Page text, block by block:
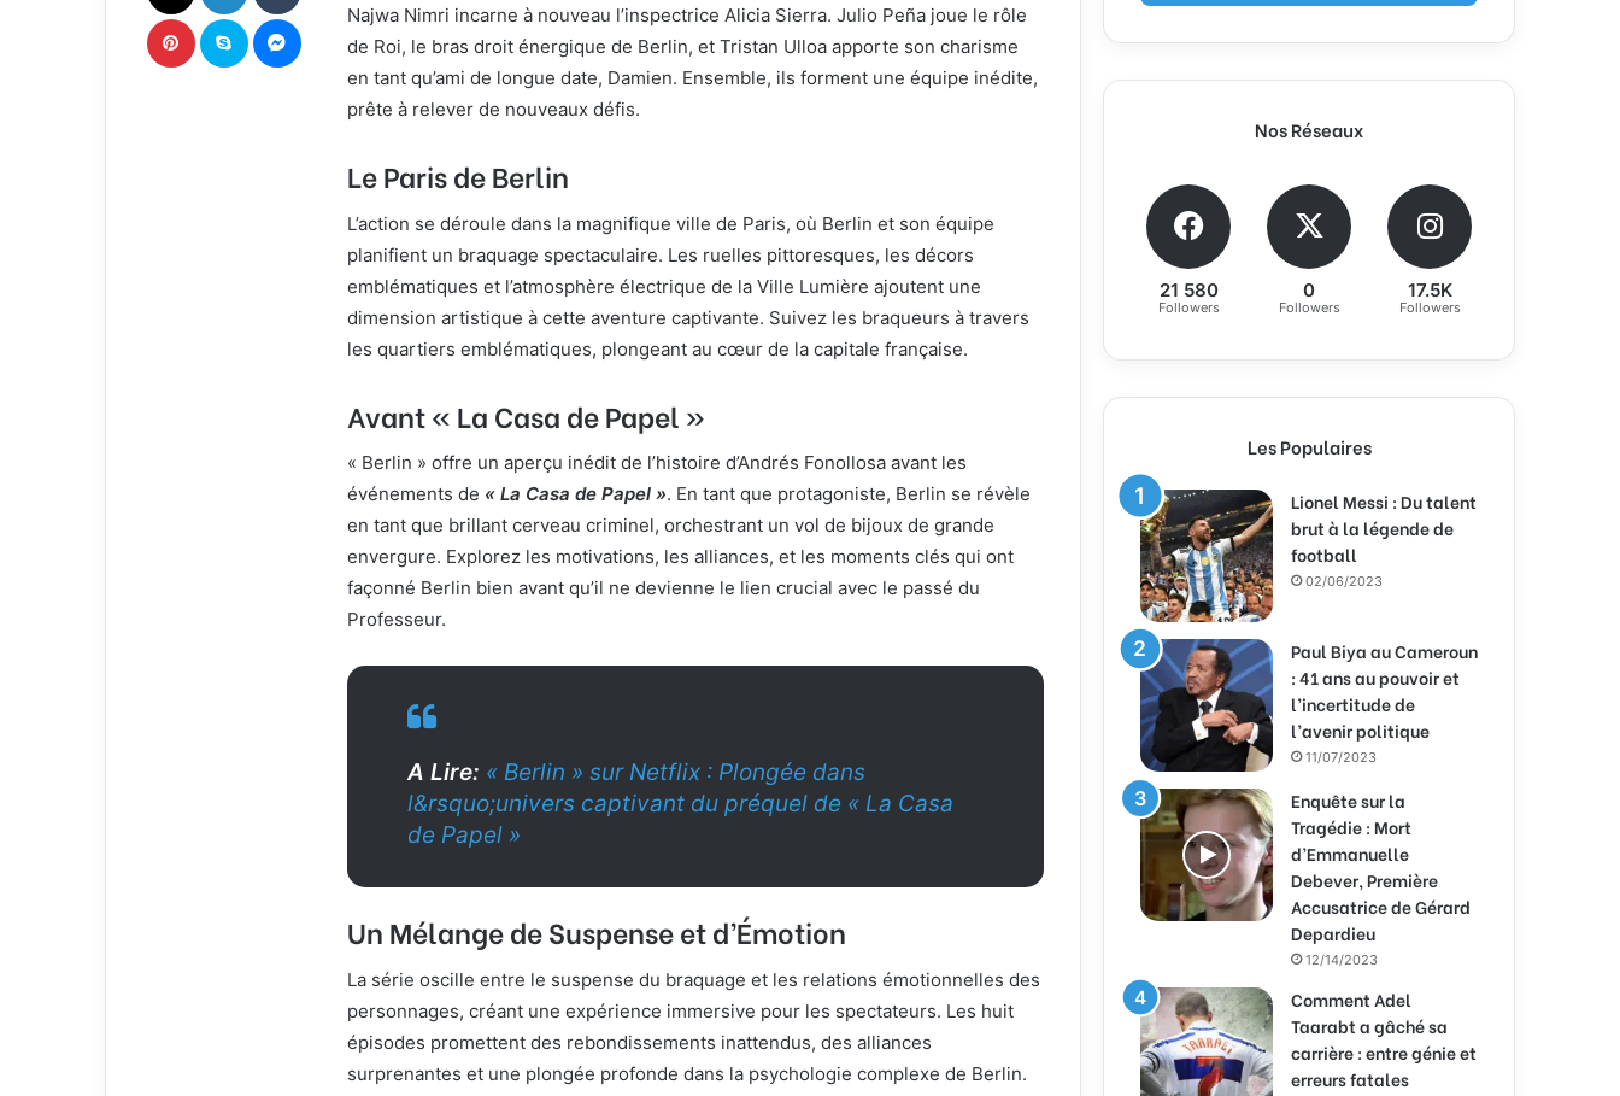
Najwa Nimri incarne à nouveau l’inspectrice Alicia Sierra. Julio Peña joue le rôle
de Roi, le bras droit énergique de Berlin, et Tristan Ulloa apporte son charisme
en tant qu’ami de longue date, Damien. Ensemble, ils forment une équipe inédite,
prête à relever de nouveaux défis.
Le Paris de Berlin
L’action se déroule dans la magnifique ville de Paris, où Berlin et son équipe
planifient un braquage spectaculaire. Les ruelles pittoresques, les décors
emblématiques et l’atmosphère électrique de la Ville Lumière ajoutent une
dimension artistique à cette aventure captivante. Suivez les braqueurs à travers
les quartiers emblématiques, plongeant au cœur de la capitale française.
Avant « La Casa de Papel »
« Berlin » offre un aperçu inédit de l’histoire d’Andrés Fonollosa avant les
événements de « La Casa de Papel ». En tant que protagoniste, Berlin se révèle
en tant que brillant cerveau criminel, orchestrant un vol de bijoux de grande
envergure. Explorez les motivations, les alliances, et les moments clés qui ont
façonné Berlin bien avant qu’il ne devienne le lien crucial avec le passé du
Professeur.
A Lire: « Berlin » sur Netflix : Plongée dans
l&rsquo;univers captivant du préquel de « La Casa
de Papel »
Un Mélange de Suspense et d’Émotion
La série oscille entre le suspense du braquage et les relations émotionnelles des
personnages, créant une expérience immersive pour les spectateurs. Les huit
épisodes promettent des rebondissements inattendus, des alliances
surprenantes et une plongée profonde dans la psychologie complexe de Berlin.
u
r
r
Nos Réseaux
21 580
Followers
0
Followers
17.5K
Followers
Les Populaires
Lionel Messi : Du talent
brut à la légende de
football
02/06/2023
Paul Biya au Cameroun
: 41 ans au pouvoir et
l’incertitude de
l’avenir politique
11/07/2023
Enquête sur la
Tragédie : Mort
d’Emmanuelle
Debever, Première
Accusatrice de Gérard
Depardieu
12/14/2023
Comment Adel
Taarabt a gâché sa
carrière : entre génie et
erreurs fatales